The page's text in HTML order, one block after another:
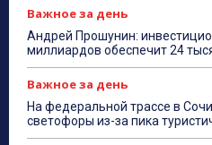
Важное за день
Андрей Прошунин:
миллиардов обеспечит 24
Важное за день
На федеральной трассе в
светофоры из-за пика